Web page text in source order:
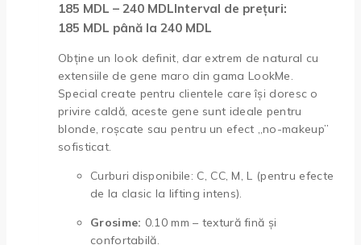
185 MDL – 240 MDLInterval de prețuri:
185 MDL până la 240 MDL
Obține un look definit, dar extrem de natural cu
extensiile de gene maro din gama LookMe.
Special create pentru clientele care își doresc o
privire caldă, aceste gene sunt ideale pentru
blonde, roșcate sau pentru un efect „no-makeup”
sofisticat.
Curburi disponibile: C, CC, M, L (pentru efecte
de la clasic la lifting intens).
Grosime: 0.10 mm – textură fină și
confortabilă.